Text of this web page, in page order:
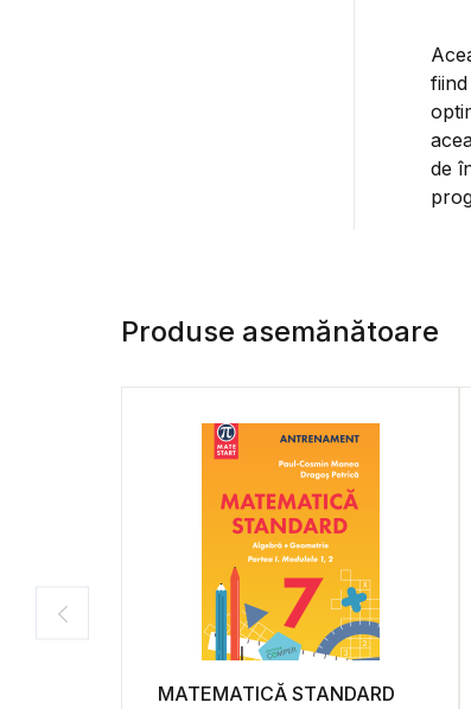
de
Produse asemănătoare
MATEMATICĂ STANDARD